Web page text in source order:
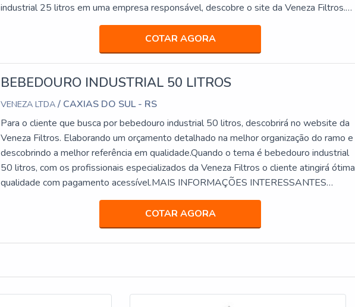
industrial 25 litros em uma empresa responsável, descobre o site da Veneza Filtros.
Uma empresa com alto know-how em bebedouro st...
COTAR AGORA
BEBEDOURO INDUSTRIAL 50 LITROS
VENEZA LTDA/ CAXIAS DO SUL - RS
Para o cliente que busca por bebedouro industrial 50 litros, descobrirá no website da
Veneza Filtros. Elaborando um orçamento detalhado na melhor organização do ramo e
descobrindo a melhor referência em qualidade.Quando o tema é bebedouro industrial
50 litros, com os profissionais especializados da Veneza Filtros o cliente atingirá ótima
qualidade com pagamento acessível.MAIS INFORMAÇÕES INTERESSANTES
SOBRE BEBEDOURO INDUSTRIAL 50 LITRO...
COTAR AGORA